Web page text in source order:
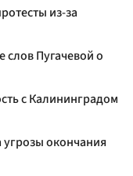
из-за
слов Пугачевой о
с Калининградом
угрозы окончания